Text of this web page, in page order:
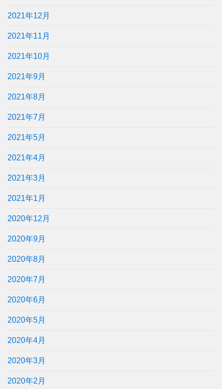
2021年12月
2021年11月
2021年10月
2021年9月
2021年8月
2021年7月
2021年5月
2021年4月
2021年3月
2021年1月
2020年12月
2020年9月
2020年8月
2020年7月
2020年6月
2020年5月
2020年4月
2020年3月
2020年2月